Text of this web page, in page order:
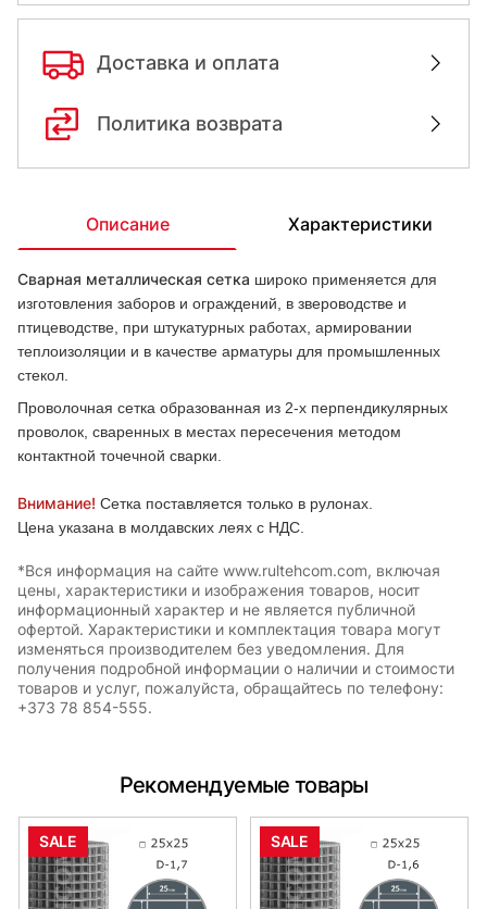
Доставка и оплата
Политика возврата
Описание Характеристики
Сварная металлическая сетка широко применяется для
изготовления заборов и ограждений, в звероводстве и
птицеводстве, при штукатурных работах, армировании
теплоизоляции и в качестве арматуры для промышленных
стекол.
Проволочная сетка образованная из 2-х перпендикулярных
проволок, сваренных в местах пересечения методом
контактной точечной сварки.
Внимание! Сетка поставляется только в рулонах.
Цена указана в молдавских леях с НДС.
*Вся информация на сайте www.rultehcom.com, включая
цены, характеристики и изображения товаров, носит
информационный характер и не является публичной
офертой. Характеристики и комплектация товара могут
изменяться производителем без уведомления. Для
получения подробной информации о наличии и стоимости
товаров и услуг, пожалуйста, обращайтесь по телефону:
+373 78 854-555.
Рекомендуемые товары
SALE SALE